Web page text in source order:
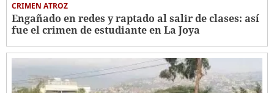
CRIMEN ATROZ
Engañado en redes y raptado al salir de clases: así
fue el crimen de estudiante en La Joya